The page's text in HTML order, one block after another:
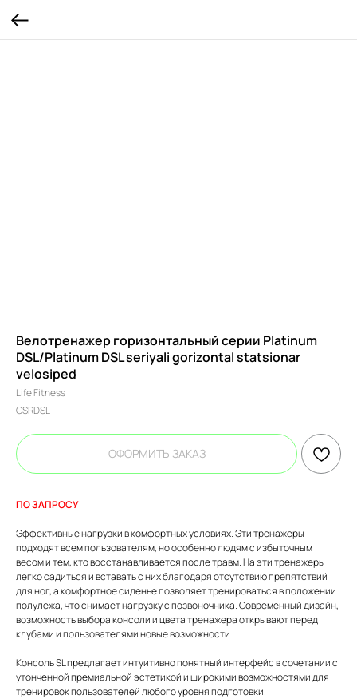
Велотренажер горизонтальный серии Platinum
DSL/Platinum DSL seriyali gorizontal statsionar
velosiped
Life Fitness
CSRDSL
ОФОРМИТЬ ЗАКАЗ
ПО ЗАПРОСУ
Эффективные нагрузки в комфортных условиях. Эти тренажеры
подходят всем пользователям, но особенно людям с избыточным
весом и тем, кто восстанавливается после травм. На эти тренажеры
легко садиться и вставать с них благодаря отсутствию препятствий
для ног, а комфортное сиденье позволяет тренироваться в положении
полулежа, что снимает нагрузку с позвоночника. Современный дизайн,
возможность выбора консоли и цвета тренажера открывают перед
клубами и пользователями новые возможности.
Консоль SL предлагает интуитивно понятный интерфейс в сочетании с
утонченной премиальной эстетикой и широкими возможностями для
тренировок пользователей любого уровня подготовки.